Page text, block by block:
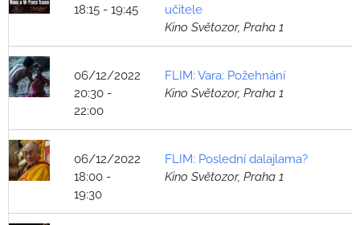
18:15 - 19:45
učitele
Kino Světozor, Praha 1
06/12/2022
20:30 -
22:00
FLIM: Vara: Požehnání
Kino Světozor, Praha 1
06/12/2022
18:00 -
19:30
FLIM: Poslední dalajlama?
Kino Světozor, Praha 1